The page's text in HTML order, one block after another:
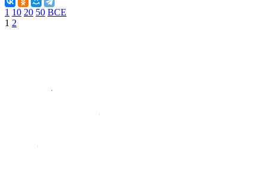
1 10 20 50 ВСЕ
1 2